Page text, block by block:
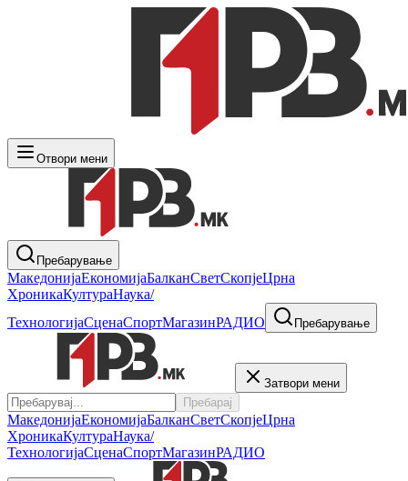
Отвори мени
Пребарување
МакедонијаЕкономијаБалканСветСкопјеЦрна
ХроникаКултураНаука/
ТехнологијаСценаСпортМагазинРАДИО Пребарување
Затвори мени
Пребарај
МакедонијаЕкономијаБалканСветСкопјеЦрна
ХроникаКултураНаука/
ТехнологијаСценаСпортМагазинРАДИО